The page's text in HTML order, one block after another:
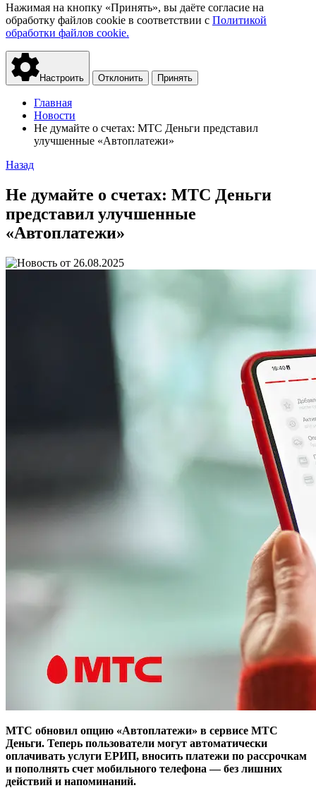
Нажимая на кнопку «Принять», вы даёте согласие на
обработку файлов cookie в соответствии с Политикой
обработки файлов cookie.
Настроить Отклонить Принять
Главная
Новости
Не думайте о счетах: МТС Деньги представил
улучшенные «Автоплатежи»
Назад
Не думайте о счетах: МТС Деньги
представил улучшенные
«Автоплатежи»
26.08.2025
МТС обновил опцию «Автоплатежи» в сервисе МТС
Деньги. Теперь пользователи могут автоматически
оплачивать услуги ЕРИП, вносить платежи по рассрочкам
и пополнять счет мобильного телефона — без лишних
действий и напоминаний.